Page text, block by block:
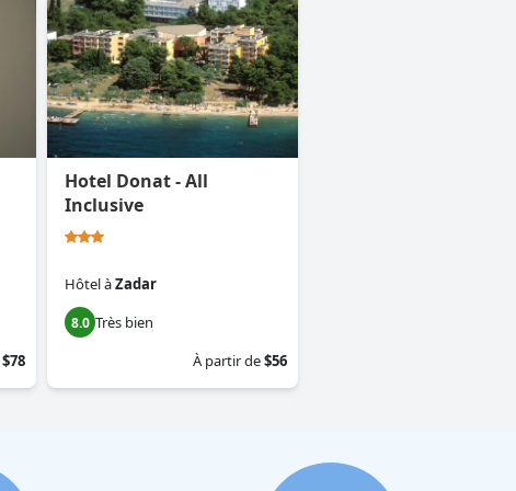
$78
Hotel Donat - All
Inclusive
HôtelàZadar
8.0 Très bien
À partir de$56